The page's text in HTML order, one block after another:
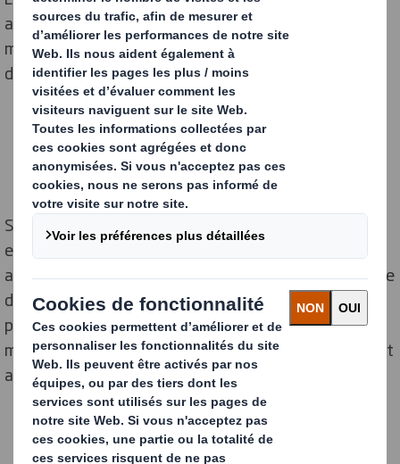
appelle les gouvernements et l'industrie à prendre des
mesures pour stimuler le recyclage avant la fin de la
décennie.
Selon une
entreprise spécialisée dans l'emballage durable, une
augmentation de seulement 9 % des taux de recyclage
des emballages en papier et en carton dans l'UE
permettrait d'ajouter, chaque année d'ici à 2030, 5
millions de tonnes de ce matériau, d'une valeur pouvant
atteindre 1 milliard d'euros.